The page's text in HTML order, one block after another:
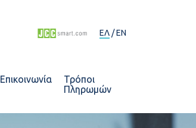
ΕΛ EN
Επικοινωνία
Τρόποι
Πληρωμών